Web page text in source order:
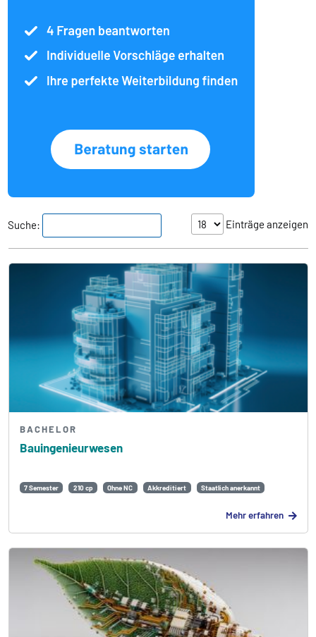
Einträge anzeigen
Suche:
Bauingenieurwesen
BACHELOR
7 Semester 210 cp Ohne NC Akkreditiert Staatlich anerkannt
Mehr erfahren